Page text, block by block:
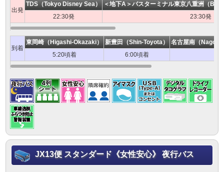
出発
TDS（Tokyo Disney Sea）
＜地下A＞バスターミナル東京八重洲（
22:30発
23:30発
到着
東岡崎（Higashi-Okazaki） 新豊田（Shin-Toyota）
名古屋南（
5:20頃着
6:00頃着
JX13便 スタンダード《女性安心》 夜行バス